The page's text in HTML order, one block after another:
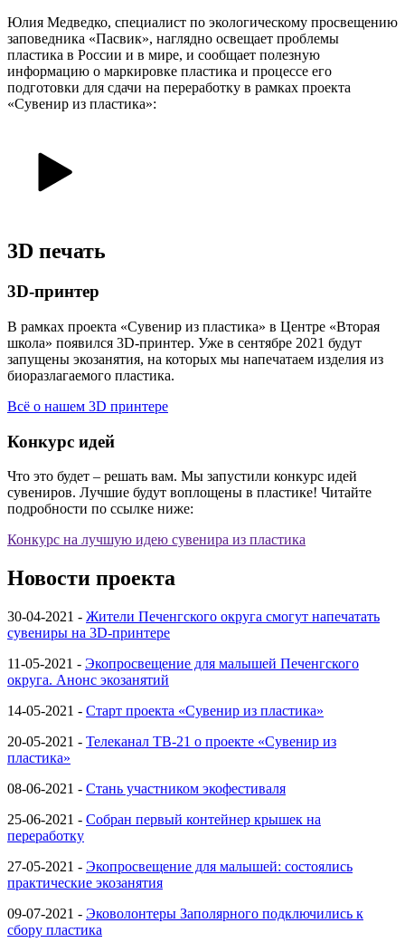
Юлия Медведко, специалист по экологическому просвещению
заповедника «Пасвик», наглядно освещает проблемы
пластика в России и в мире, и сообщает полезную
информацию о маркировке пластика и процессе его
подготовки для сдачи на переработку в рамках проекта
«Сувенир из пластика»:
3D печать
3D-принтер
В рамках проекта «Сувенир из пластика» в Центре «Вторая
школа» появился 3D-принтер. Уже в сентябре 2021 будут
запущены экозанятия, на которых мы напечатаем изделия из
биоразлагаемого пластика.
Всё о нашем 3D принтере
Конкурс идей
Что это будет – решать вам. Мы запустили конкурс идей
сувениров. Лучшие будут воплощены в пластике! Читайте
подробности по ссылке ниже:
Конкурс на лучшую идею сувенира из пластика
Новости проекта
30-04-2021 - Жители Печенгского округа смогут напечатать
сувениры на 3D-принтере
11-05-2021 - Экопросвещение для малышей Печенгского
округа. Анонс экозанятий
14-05-2021 - Старт проекта «Сувенир из пластика»
20-05-2021 - Телеканал ТВ-21 о проекте «Сувенир из
пластика»
08-06-2021 - Стань участником экофестиваля
25-06-2021 - Собран первый контейнер крышек на
переработку
27-05-2021 - Экопросвещение для малышей: состоялись
практические экозанятия
09-07-2021 - Эковолонтеры Заполярного подключились к
сбору пластика